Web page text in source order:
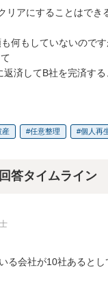
リアにすることはでき
何もしていないのです
済してB社を完済す
産 任意整理 個人再
答タイムライン
る会社が10社あるとし